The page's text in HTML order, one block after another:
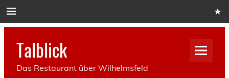
to
Talblick
Das Restaurant über Wilhelmsfeld